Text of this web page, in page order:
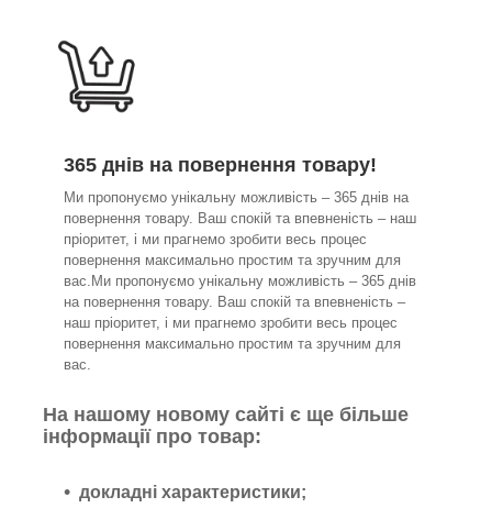
365 днів на повернення товару!
Ми пропонуємо унікальну можливість – 365 днів на
повернення товару. Ваш спокій та впевненість – наш
пріоритет, і ми прагнемо зробити весь процес
повернення максимально простим та зручним для
вас.Ми пропонуємо унікальну можливість – 365 днів
на повернення товару. Ваш спокій та впевненість –
наш пріоритет, і ми прагнемо зробити весь процес
повернення максимально простим та зручним для
вас.
На нашому новому сайті є ще більше
інформації про товар:
докладні характеристики;